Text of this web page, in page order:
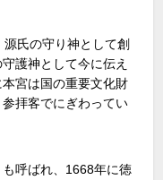
氏の守り神として創
護神として今に伝え
宮は国の重要文化財
拝客でにぎわってい
呼ばれ、1668年に徳